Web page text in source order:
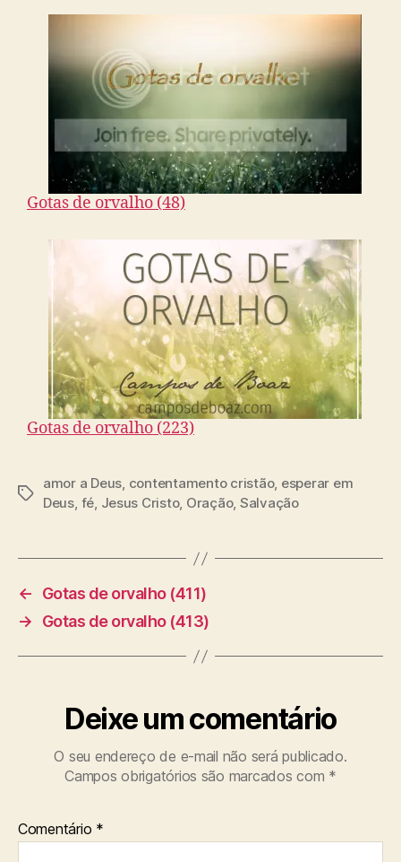
Gotas de orvalho (48)
Gotas de orvalho (223)
T
amor a Deus, contentamento cristão, esperar em
Deus, fé, Jesus Cristo, Oração, Salvação
←
Gotas de orvalho (411)
→
Gotas de orvalho (413)
Deixe um comentário
O seu endereço de e-mail não será publicado.
Campos obrigatórios são marcados com *
Comentário *